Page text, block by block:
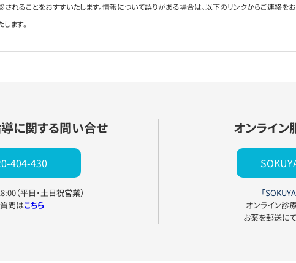
されることをおすすいたします。情報について誤りがある場合は、以下のリンクからご連絡を
します。
に関する問い合せ
404-430
（平日・土日祝営業）
問はこちら
オンライ
「
オンライン診
お薬を郵送に